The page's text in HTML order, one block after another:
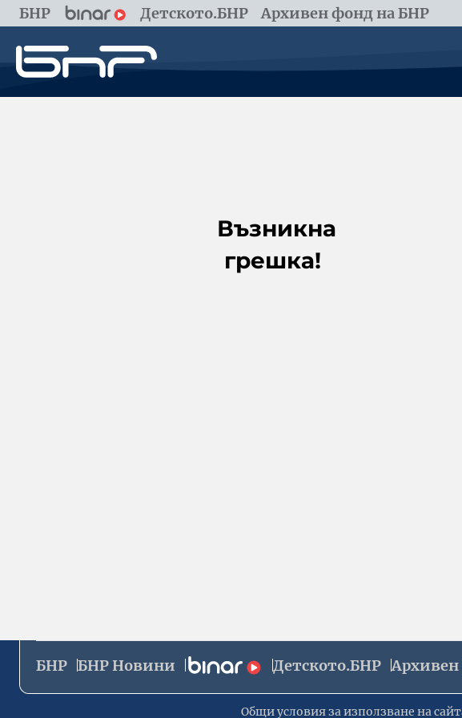
БНР Детското.БНР Архивен фонд на БНР
Възникна
грешка!
БНР БНР Новини Детското.БНР
Общи условия за използване на